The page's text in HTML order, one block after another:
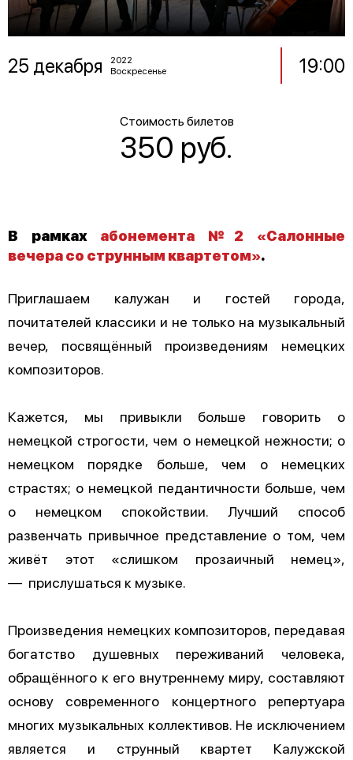
25 декабря
2022
Воскресенье
19:00
Стоимость билетов
350 руб.
В рамках абонемента №2 «Салонные
вечера со струнным квартетом».
Приглашаем калужан и гостей города,
почитателей классики и не только на музыкальный
вечер, посвящённый произведениям немецких
композиторов.
Кажется, мы привыкли больше говорить о
немецкой строгости, чем о немецкой нежности; о
немецком порядке больше, чем о немецких
страстях; о немецкой педантичности больше, чем
о немецком спокойствии. Лучший способ
развенчать привычное представление о том, чем
живёт этот «слишком прозаичный немец»,
— прислушаться к музыке.
Произведения немецких композиторов, передавая
богатство душевных переживаний человека,
обращённого к его внутреннему миру, составляют
основу современного концертного репертуара
многих музыкальных коллективов. Не исключением
является и струнный квартет Калужской